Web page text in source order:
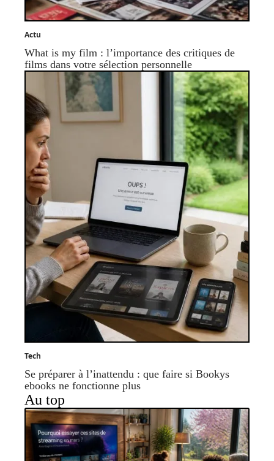
Actu
What is my film : l’importance des critiques de
films dans votre sélection personnelle
Tech
Se préparer à l’inattendu : que faire si Bookys
ebooks ne fonctionne plus
Au top